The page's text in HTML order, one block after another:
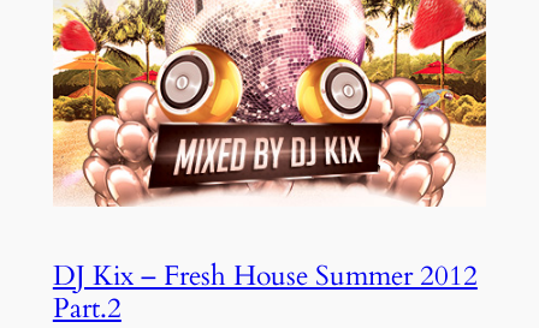
DJ Kix – Fresh House Summer 2012
Part.2